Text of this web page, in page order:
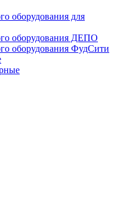
оборудования для
оборудования ДЕПО
оборудования ФудСити